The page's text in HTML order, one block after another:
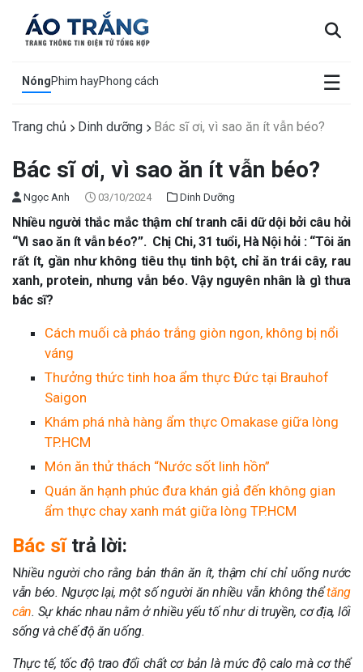
NóngPhim hayPhong cách ☰
×
Trang chủ Dinh dưỡng Bác sĩ ơi, vì sao ăn ít vẫn béo?
Bác sĩ ơi, vì sao ăn ít vẫn béo?
Ngọc Anh 03/10/2024 Dinh Dưỡng
Nhiều người thắc mắc thậm chí tranh cãi dữ dội bởi câu hỏi
“Vì sao ăn ít vẫn béo?”. Chị Chi, 31 tuổi, Hà Nội hỏi : “Tôi ăn
rất ít, gần như không tiêu thụ tinh bột, chỉ ăn trái cây, rau
xanh, protein, nhưng vẫn béo. Vậy nguyên nhân là gì thưa
bác sĩ?
Cách muối cà pháo trắng giòn ngon, không bị nổi
váng
Thưởng thức tinh hoa ẩm thực Đức tại Brauhof
Saigon
Khám phá nhà hàng ẩm thực Omakase giữa lòng
TP.HCM
Món ăn thử thách “Nước sốt linh hồn”
Quán ăn hạnh phúc đưa khán giả đến không gian
ẩm thực chay xanh mát giữa lòng TP.HCM
Bác sĩtrả lời:
Nhiều người cho rằng bản thân ăn ít, thậm chí chỉ uống nước
vẫn béo. Ngược lại, một số người ăn nhiều vẫn không thểtăng
cân. Sự khác nhau nằm ở nhiều yếu tố như di truyền, cơ địa, lối
sống và chế độ ăn uống.
Thực tế, tốc độ trao đổi chất cơ bản là mức độ calo mà cơ thể